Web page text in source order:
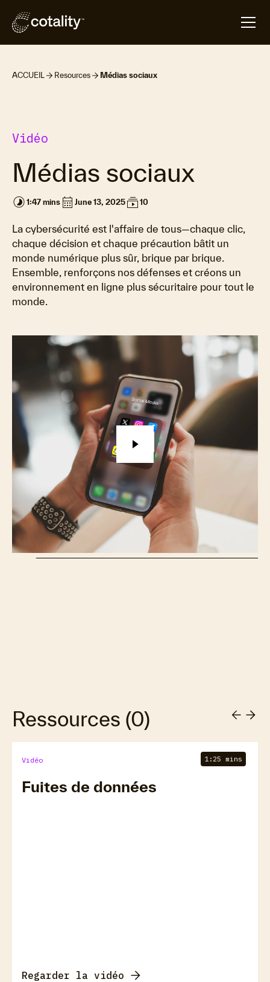
ACCUEIL Resources Médias sociaux
Vidéo
Médias sociaux
timelapse 1:47 mins calendar_month June 13, 2025 subscriptions 10
La cybersécurité est l'affaire de tous—chaque clic,
chaque décision et chaque précaution bâtit un
monde numérique plus sûr, brique par brique.
Ensemble, renforçons nos défenses et créons un
environnement en ligne plus sécuritaire pour tout le
monde.
Ressources (0)
Vidéo 1:25 mins
Fuites de données
Regarder la vidéo